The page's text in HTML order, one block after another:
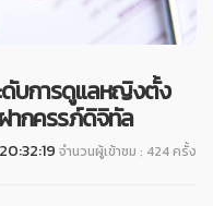
ดับการดูแลหญิงตั้ง
ากครรภ์ดิจิทัล
จำนวนผู้เข้าชม : 424 ครั้ง